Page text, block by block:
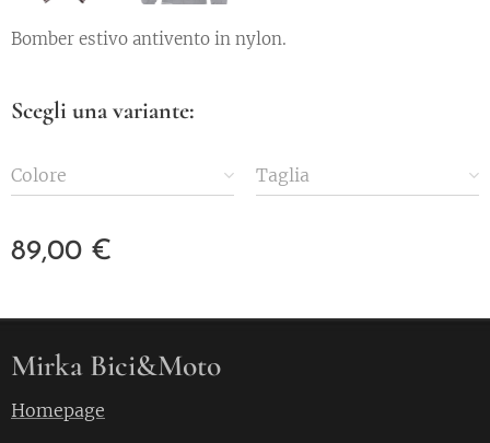
Bomber estivo antivento in nylon.
Scegli una variante:
Colore Taglia
89,00 €
Mirka Bici&Moto
Homepage